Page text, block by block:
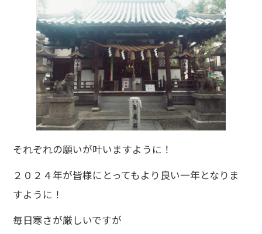
それぞれの願いが叶いますように！
２０２４年が皆様にとってもより良い一年となりま
すように！
毎日寒さが厳しいですが